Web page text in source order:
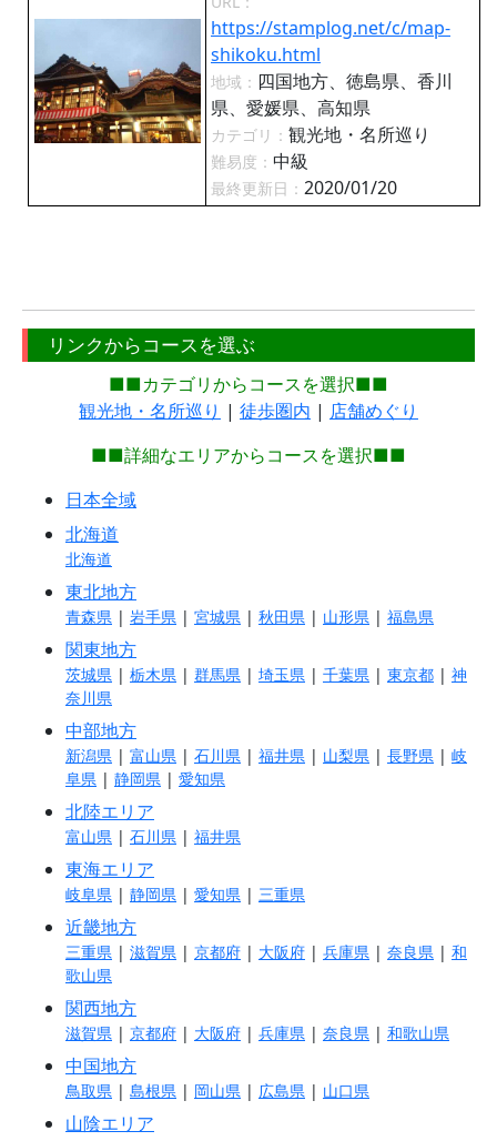
https://stamplog.net/c/map-
shikoku.html
地域： 四国地方、徳島県、香川
県、愛媛県、高知県
カテゴリ： 観光地・名所巡り
難易度： 中級
最終更新日： 2020/01/20
リンクからコースを選ぶ
■■カテゴリからコースを選択■■
観光地・名所巡り | 徒歩圏内 | 店舗めぐり
■■詳細なエリアからコースを選択■■
日本全域
北海道
北海道
東北地方
青森県 | 岩手県 | 宮城県 | 秋田県 | 山形県 | 福島県
関東地方
茨城県 | 栃木県 | 群馬県 | 埼玉県 | 千葉県 | 東京都 | 神
奈川県
中部地方
新潟県 | 富山県 | 石川県 | 福井県 | 山梨県 | 長野県 | 岐
阜県 | 静岡県 | 愛知県
北陸エリア
富山県 | 石川県 | 福井県
東海エリア
岐阜県 | 静岡県 | 愛知県 | 三重県
近畿地方
三重県 | 滋賀県 | 京都府 | 大阪府 | 兵庫県 | 奈良県 | 和
歌山県
関西地方
滋賀県 | 京都府 | 大阪府 | 兵庫県 | 奈良県 | 和歌山県
中国地方
鳥取県 | 島根県 | 岡山県 | 広島県 | 山口県
山陰エリア